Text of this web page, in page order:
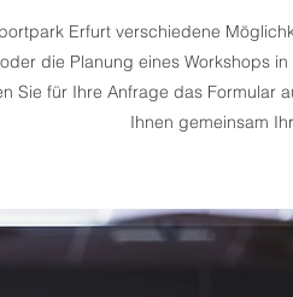
Erfurt verschiedene
die Planung eines Workshops
Sie für Ihre Anfrage das Formular
Ihnen gemeinsam